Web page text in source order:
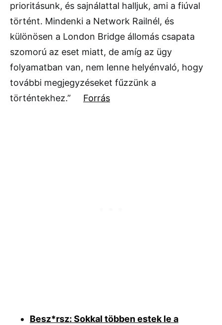
prioritásunk, és sajnálattal halljuk, ami a fiúval
történt. Mindenki a Network Railnél, és
különösen a London Bridge állomás csapata
szomorú az eset miatt, de amíg az ügy
folyamatban van, nem lenne helyénvaló, hogy
további megjegyzéseket fűzzünk a
történtekhez.” Forrás
Besz*rsz: Sokkal többen estek le a